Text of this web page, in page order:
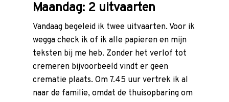
Maandag: 2 uitvaarten
Vandaag begeleid ik twee uitvaarten. Voor ik
wegga check ik of ik alle papieren en mijn
teksten bij me heb. Zonder het verlof tot
cremeren bijvoorbeeld vindt er geen
crematie plaats. Om 7.45 uur vertrek ik al
naar de familie, omdat de thuisopbaring om